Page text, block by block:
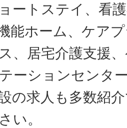
ートステイ、看
能ホーム、ケア
、居宅介護支援
ーションセンタ
の求人も多数紹
い。